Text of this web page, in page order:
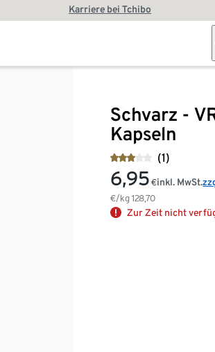
Karriere bei Tchibo
Schvarz -
Kapseln
(1)
6,95 €
€/kg128,70
inkl. MwSt.
Zur Zeit nicht